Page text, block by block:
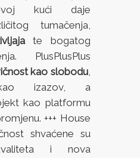
kući daje
tumačenja,
te bogatog
PlusPlusPlus
kao slobodu,
kao izazov, a
kao platformu
+++ House
shvaćene su
i nova